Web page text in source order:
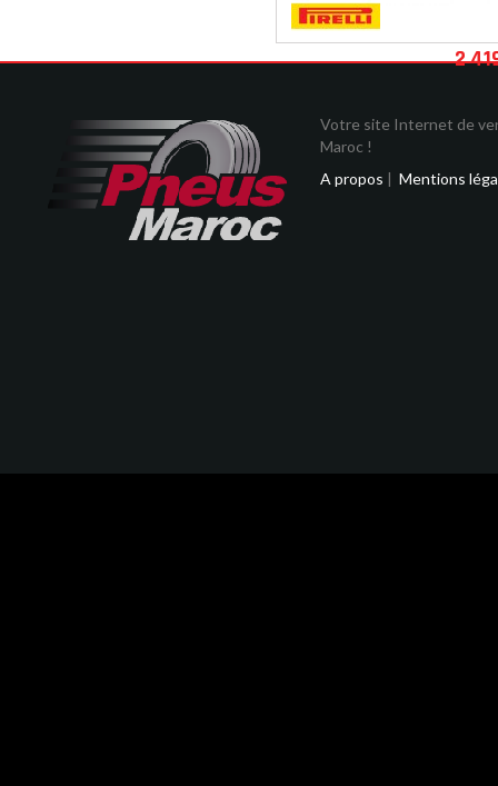
2
Votre site Internet de
Maroc !
A propos | Mentions